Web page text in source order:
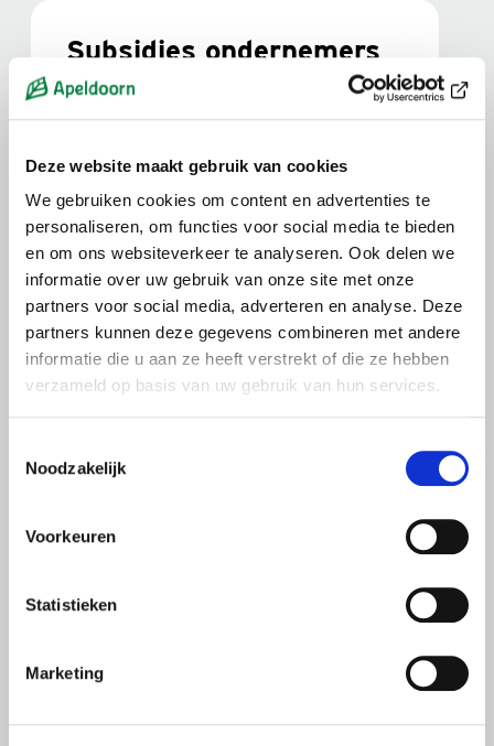
Deze website maakt gebruik van cookies
We gebruiken cookies om content en advertenties te
personaliseren, om functies voor social media te bieden
en om ons websiteverkeer te analyseren. Ook delen we
informatie over uw gebruik van onze site met onze
partners voor social media, adverteren en analyse. Deze
partners kunnen deze gegevens combineren met andere
informatie die u aan ze heeft verstrekt of die ze hebben
verzameld op basis van uw gebruik van hun services.
Noodzakelijk
Voorkeuren
Statistieken
Marketing
Subsidies ondernemers
Algemeen
Cultuurinitiatieven en evenementen
Sport
Subsidie periodieke opgave kosten
peuteropvang
Transformatiesubsidie Binnenstad
Subsidie Gebiedsparticipatie
Incidentele subsidie
Subsidies organisaties
Duurzaamheid
Sport en onderwijs
Maatschappelijke organisaties